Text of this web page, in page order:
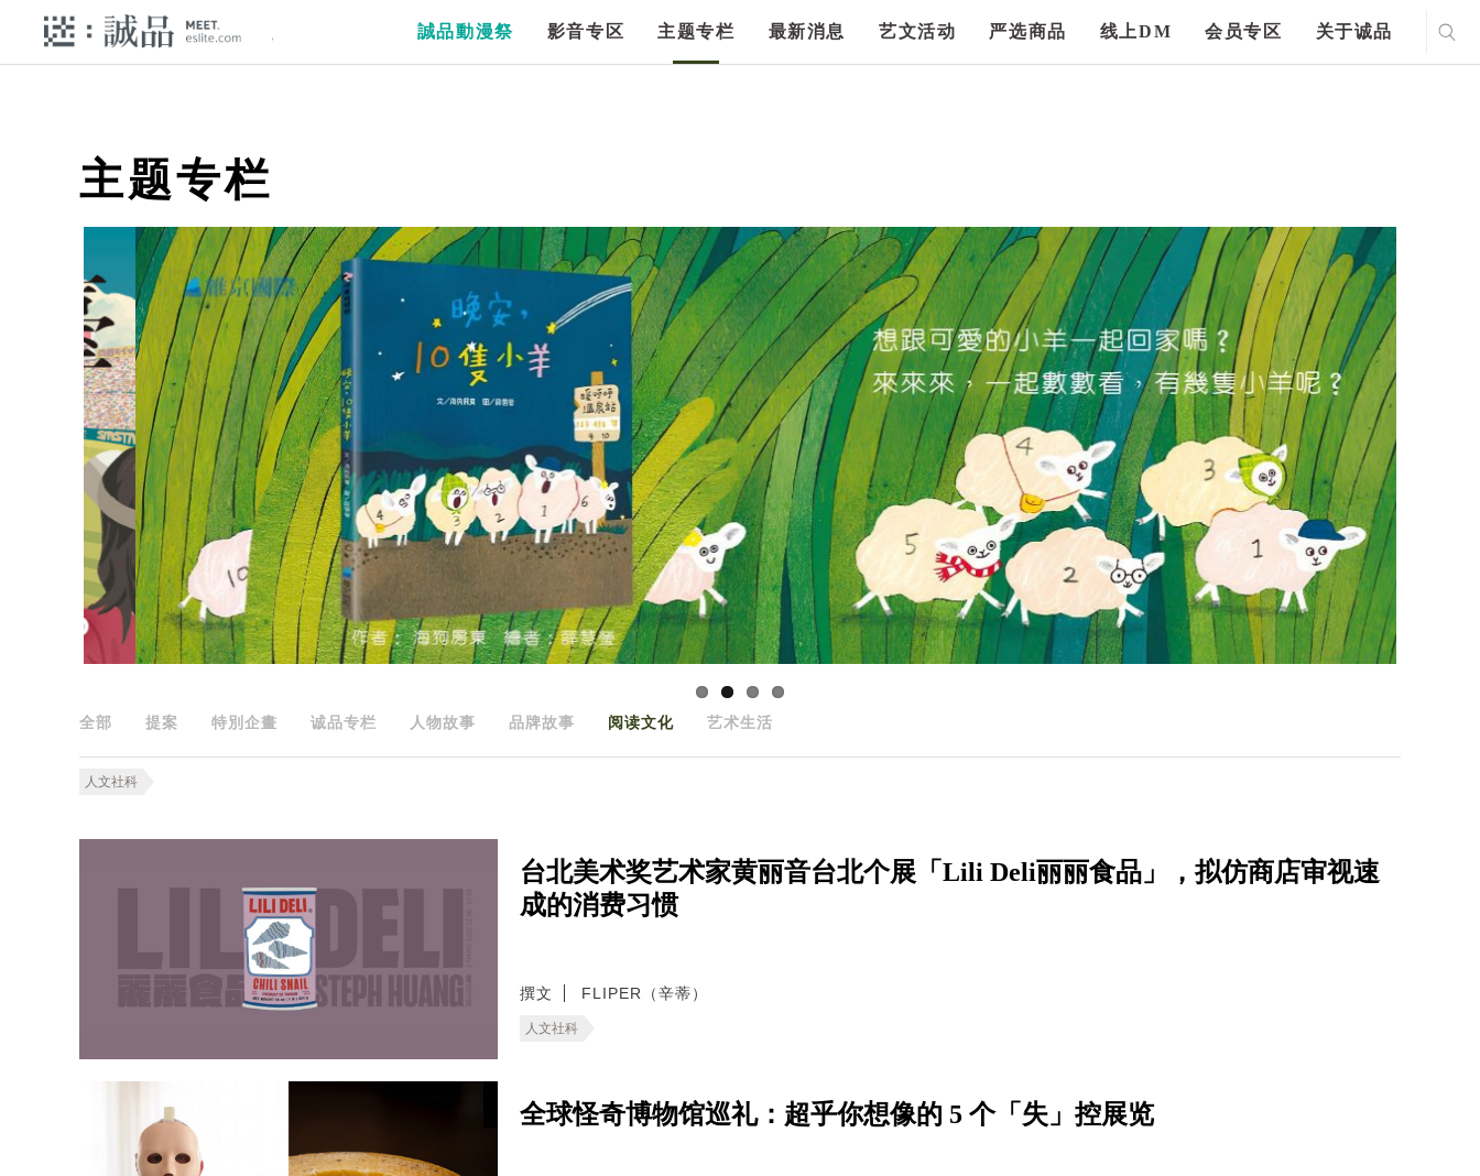
誠品動漫祭 影音专区 主题专栏 最新消息 艺文活动 严选商品 线上DM 会员专区 关于诚品
主题专栏
全部 提案 特別企畫 诚品专栏 人物故事 品牌故事 阅读文化 艺术生活
人文社科
台北美术奖艺术家黄丽音台北个展「Lili Deli丽丽食品」，拟仿商店审视速
成的消费习惯
撰文 FLIPER（辛蒂）
人文社科
全球怪奇博物馆巡礼：超乎你想像的 5 个「失」控展览